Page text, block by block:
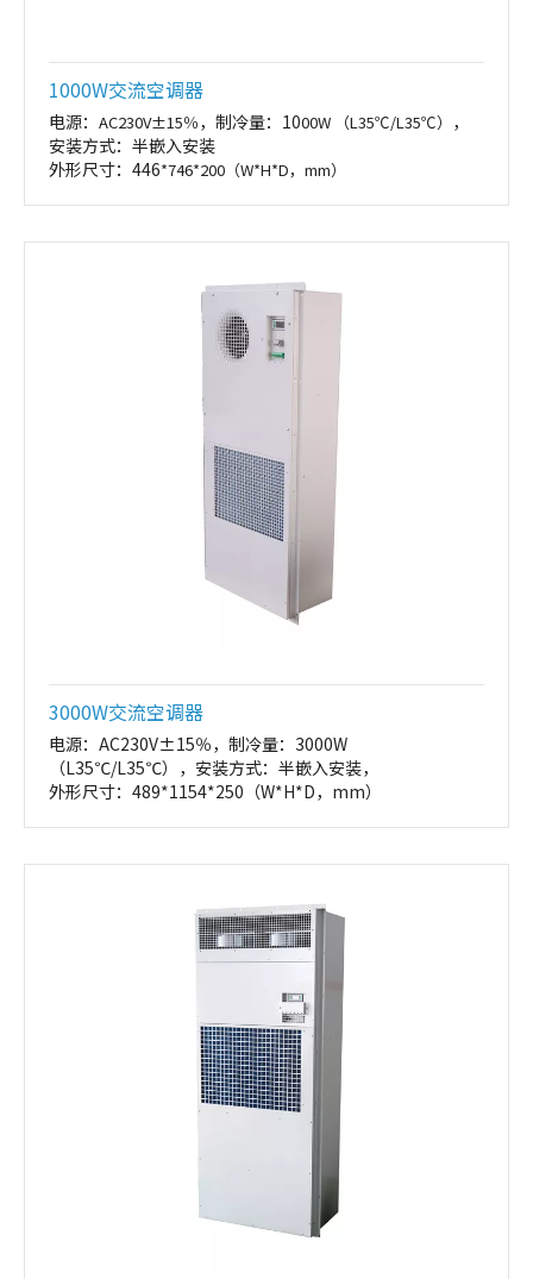
1000W交流空调器
电源： AC230V±15％，制冷量：1000W （L35℃/L35℃） ，
安装方式：半嵌入安装
外形尺寸：446*746*200（W*H*D，mm）
3000W交流空调器
电源：AC230V±15％，制冷量：3000W
（L35℃/L35℃），安装方式：半嵌入安装，
外形尺寸：489*1154*250（W*H*D，mm）